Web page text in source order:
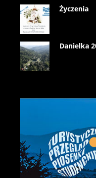
Życzenia
Danielka